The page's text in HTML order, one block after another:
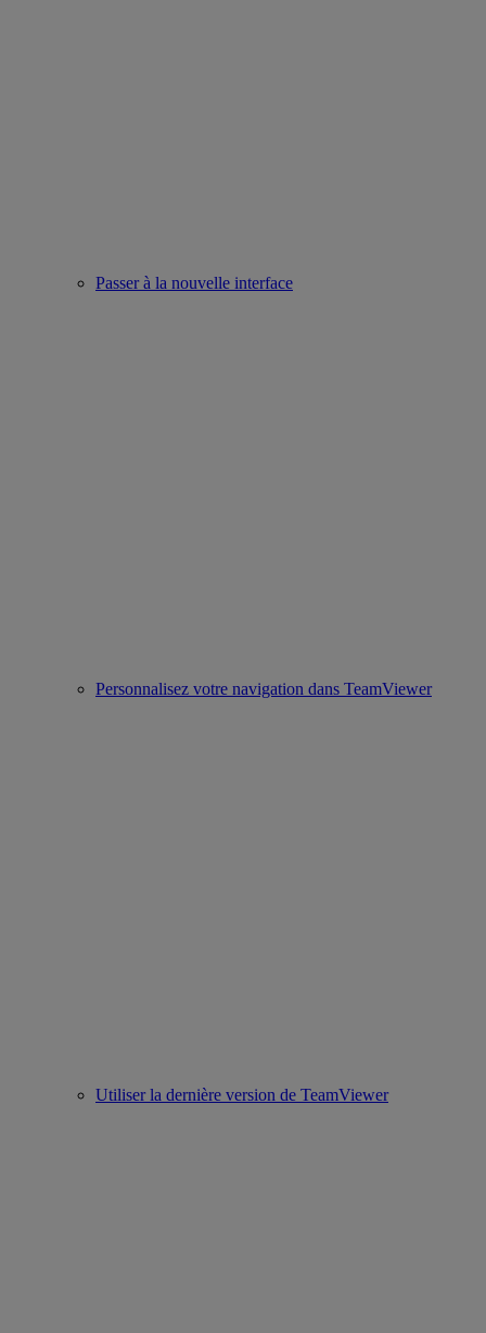
Passer à la nouvelle interface
Personnalisez votre navigation dans TeamViewer
Utiliser la dernière version de TeamViewer